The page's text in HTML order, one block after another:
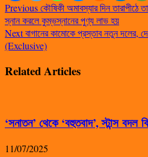
Previousকৌষিকী অমাবস্যার দিন তারাপীঠে
স্নান করলে কুম্ভস্নানের পুণ্য লাভ হয়
Nextবাগানের কামোকে প্রস্তাব নতুন দলের,
(Exclusive)
Related Articles
‘সনাতন’ থেকে ‘বহুতবাদ’, স্টান্স বদল
11/07/2025